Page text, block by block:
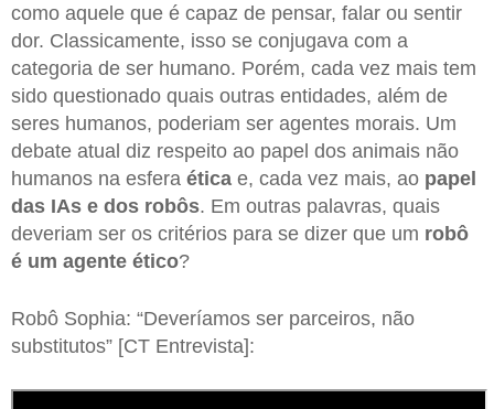
como aquele que é capaz de pensar, falar ou sentir
dor. Classicamente, isso se conjugava com a
categoria de ser humano. Porém, cada vez mais tem
sido questionado quais outras entidades, além de
seres humanos, poderiam ser agentes morais. Um
debate atual diz respeito ao papel dos animais não
humanos na esfera ética e, cada vez mais, ao papel
das IAs e dos robôs. Em outras palavras, quais
deveriam ser os critérios para se dizer que um robô
é um agente ético?
Robô Sophia: “Deveríamos ser parceiros, não
substitutos” [CT Entrevista]: